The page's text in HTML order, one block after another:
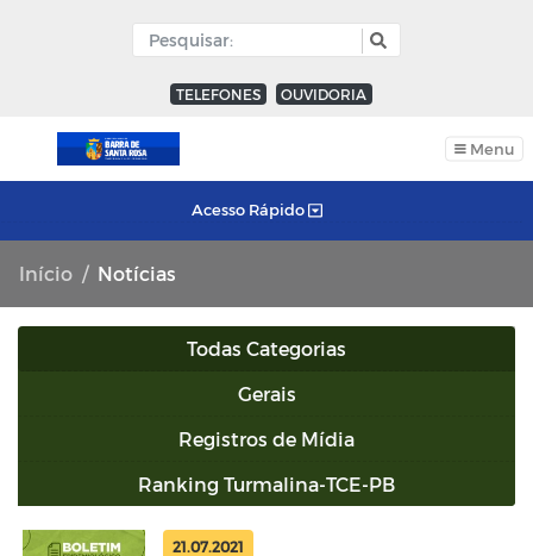
TELEFONES OUVIDORIA
Menu
Acesso Rápido
Início Notícias
Todas Categorias
Gerais
Registros de Mídia
Ranking Turmalina-TCE-PB
21.07.2021